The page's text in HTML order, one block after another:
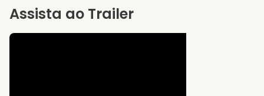
Assista ao Trailer